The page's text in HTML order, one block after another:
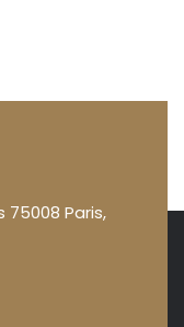
75008 Paris,